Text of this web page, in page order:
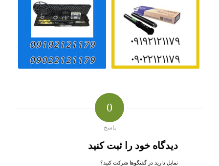
0
پاسخ
دیدگاه خود را ثبت کنید
تمایل دارید در گفتگوها شرکت کنید؟